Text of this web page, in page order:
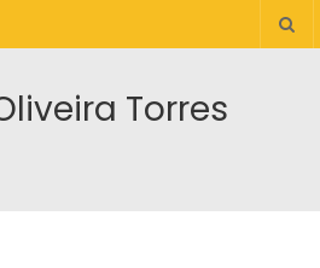
Torres